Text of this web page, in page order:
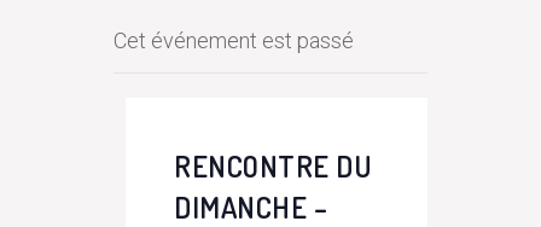
Cet événement est passé
RENCONTRE DU
DIMANCHE –